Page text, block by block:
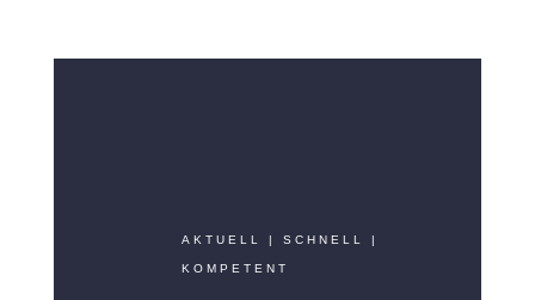
AKTUELL | SCHNELL |
KOMPETENT